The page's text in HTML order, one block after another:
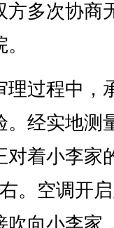
方多次协商
过程中，
。经实地测
对着小李家
。空调开
吹向小李家